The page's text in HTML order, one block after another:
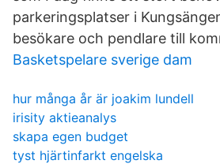
parkeringsplatser i
besökare och pendlare till
Basketspelare sverige dam
hur många år är joakim lundell
irisity aktieanalys
skapa egen budget
tyst hjärtinfarkt engelska